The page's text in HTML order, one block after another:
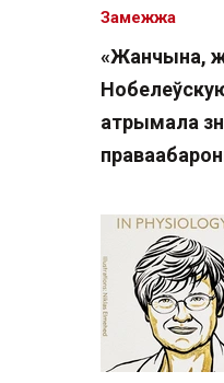
«Жанчына,
атрымала
Замежжа